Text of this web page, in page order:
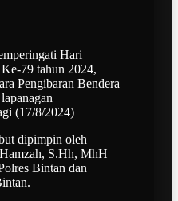
Hari
79 tahun 2024,
Pengibaran Bendera
(17/8/2024)
dipimpin oleh
S.Hh, MhH
Bintan dan